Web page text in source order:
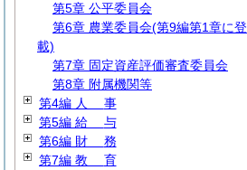
第5章 公平委員会
第6章 農業委員会(第9編第1章に登
載)
第7章 固定資産評価審査委員会
第8章 附属機関等
第4編 人 事
第5編 給 与
第6編 財 務
第7編 教 育